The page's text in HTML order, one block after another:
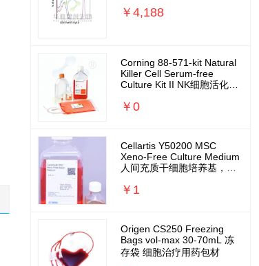
￥4,188
Corning 88-571-kit Natural
Killer Cell Serum-free
Culture Kit II NK细胞活化扩
￥0
Cellartis Y50200 MSC
Xeno-Free Culture Medium
人间充质干细胞培养基，无
￥1
Origen CS250 Freezing
Bags vol-max 30-70mL 冻
存袋 细胞治疗用药包材